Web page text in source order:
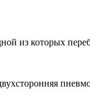
из которых